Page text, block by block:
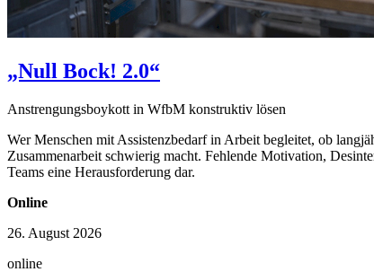
„Null Bock! 2.0“
Anstrengungsboykott in WfbM konstruktiv lösen
Wer Menschen mit Assistenzbedarf in Arbeit begleitet, ob
Zusammenarbeit schwierig macht. Fehlende Motivation,
Teams eine Herausforderung dar.
Online
26. August 2026
online